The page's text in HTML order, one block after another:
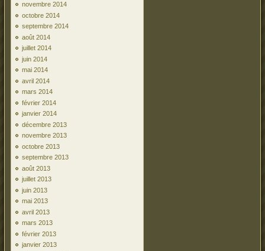
novembre 2014
octobre 2014
septembre 2014
août 2014
juillet 2014
juin 2014
mai 2014
avril 2014
mars 2014
février 2014
janvier 2014
décembre 2013
novembre 2013
octobre 2013
septembre 2013
août 2013
juillet 2013
juin 2013
mai 2013
avril 2013
mars 2013
février 2013
janvier 2013